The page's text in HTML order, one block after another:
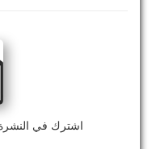
اشترك في النشرة